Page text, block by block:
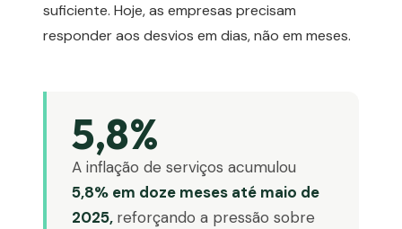
suficiente. Hoje, as empresas precisam
responder aos desvios em dias, não em meses.
5,8%
A inflação de serviços acumulou
5,8% em doze meses até maio de
2025, reforçando a pressão sobre